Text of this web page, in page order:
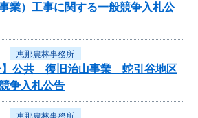
業）工事に関する一般競争入札公
恵那農林事務所
】公共 復旧治山事業 蛇引谷地区
争入札公告
恵那農林事務所